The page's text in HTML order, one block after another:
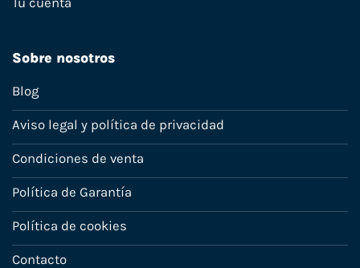
Sobre nosotros
Blog
Aviso legal y política de privacidad
Condiciones de venta
Política de Garantía
Política de cookies
Contacto